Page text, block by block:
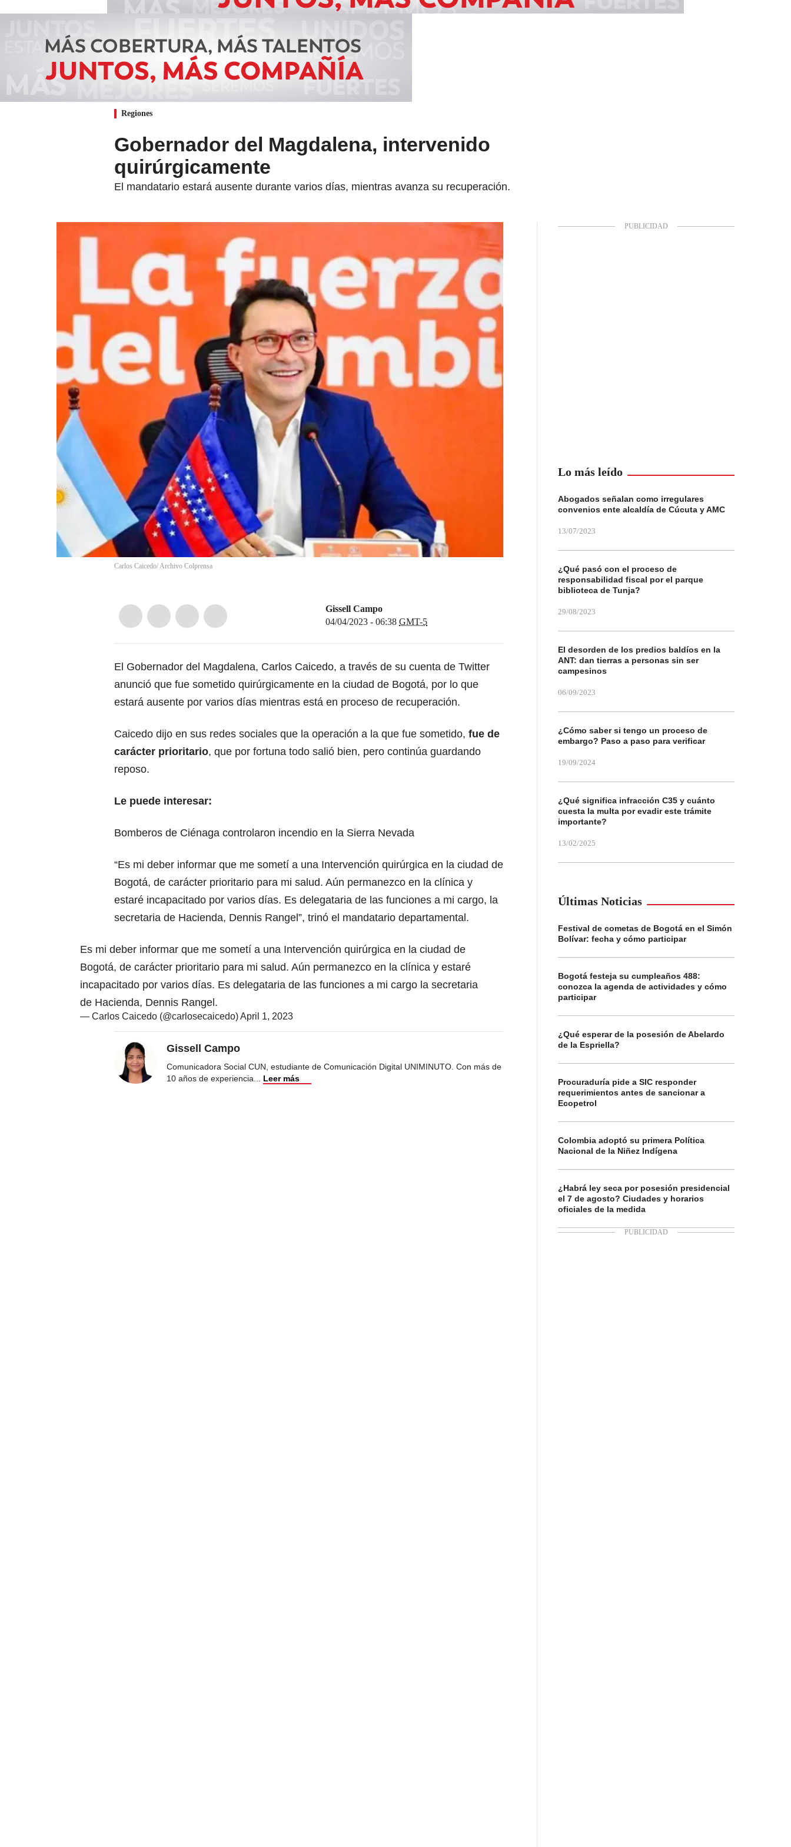
Regiones
Gobernador del Magdalena, intervenido
quirúrgicamente
El mandatario estará ausente durante varios días, mientras avanza su recuperación.
Carlos Caicedo/ Archivo Colprensa
Gissell Campo
04/04/2023 - 06:38 GMT-5
El Gobernador del Magdalena, Carlos Caicedo, a través de su cuenta de Twitter
anunció que fue sometido quirúrgicamente en la ciudad de Bogotá, por lo que
estará ausente por varios días mientras está en proceso de recuperación.
Caicedo dijo en sus redes sociales que la operación a la que fue sometido, fue de
carácter prioritario, que por fortuna todo salió bien, pero continúa guardando
reposo.
Le puede interesar:
Bomberos de Ciénaga controlaron incendio en la Sierra Nevada
“Es mi deber informar que me sometí a una Intervención quirúrgica en la ciudad de
Bogotá, de carácter prioritario para mi salud. Aún permanezco en la clínica y
estaré incapacitado por varios días. Es delegataria de las funciones a mi cargo, la
secretaria de Hacienda, Dennis Rangel”, trinó el mandatario departamental.
Es mi deber informar que me sometí a una Intervención quirúrgica en la ciudad de
Bogotá, de carácter prioritario para mi salud. Aún permanezco en la clínica y estaré
incapacitado por varios días. Es delegataria de las funciones a mi cargo la secretaria
de Hacienda, Dennis Rangel.
— Carlos Caicedo (@carlosecaicedo)April 1, 2023
Gissell Campo
Comunicadora Social CUN, estudiante de Comunicación Digital UNIMINUTO. Con más de
10 años de experiencia... Leer más
Lo más leído
Abogados señalan como irregulares
convenios ente alcaldía de Cúcuta y AMC
13/07/2023
¿Qué pasó con el proceso de
responsabilidad fiscal por el parque
biblioteca de Tunja?
29/08/2023
El desorden de los predios baldíos en la
ANT: dan tierras a personas sin ser
campesinos
06/09/2023
¿Cómo saber si tengo un proceso de
embargo? Paso a paso para verificar
19/09/2024
¿Qué significa infracción C35 y cuánto
cuesta la multa por evadir este trámite
importante?
13/02/2025
Últimas Noticias
Festival de cometas de Bogotá en el Simón
Bolívar: fecha y cómo participar
Bogotá festeja su cumpleaños 488:
conozca la agenda de actividades y cómo
participar
¿Qué esperar de la posesión de Abelardo
de la Espriella?
Procuraduría pide a SIC responder
requerimientos antes de sancionar a
Ecopetrol
Colombia adoptó su primera Política
Nacional de la Niñez Indígena
¿Habrá ley seca por posesión presidencial
el 7 de agosto? Ciudades y horarios
oficiales de la medida